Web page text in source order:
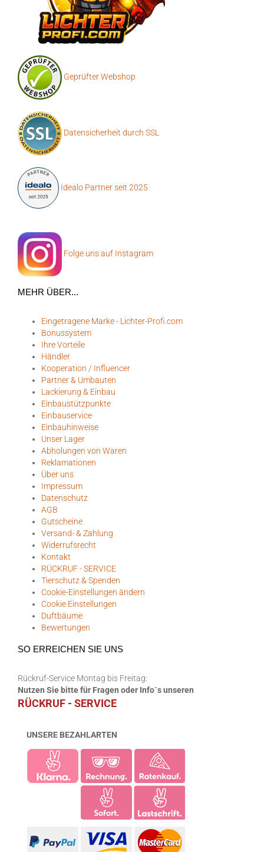
Geprüfter Webshop
Datensicherheit durch SSL
Idealo Partner seit 2025
Folge uns auf Instagram
MEHR ÜBER...
Eingetragene Marke - Lichter-Profi.com
Bonussystem
Ihre Vorteile
Händler
Kooperation / Influencer
Partner & Umbauten
Lackierung & Einbau
Einbaustützpunkte
Einbauservice
Einbauhinweise
Unser Lager
Abholungen von Waren
Reklamationen
Über uns
Impressum
Datenschutz
AGB
Gutscheine
Versand- & Zahlung
Widerrufsrecht
Kontakt
RÜCKRUF - SERVICE
Tierschutz & Spenden
Cookie-Einstellungen ändern
Cookie Einstellungen
Duftbäume
Bewertungen
SO ERREICHEN SIE UNS
Rückruf-Service Montag bis Freitag:
Nutzen Sie bitte für Fragen oder Info`s unseren
RÜCKRUF - SERVICE
UNSERE BEZAHLARTEN